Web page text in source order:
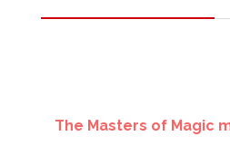
The Masters of Magic